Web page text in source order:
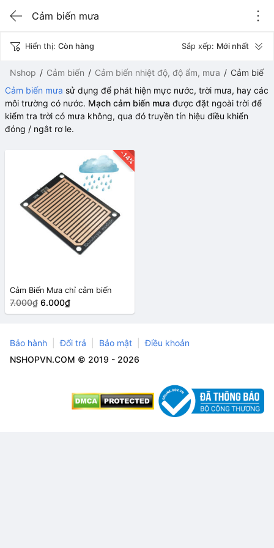
Cảm biến mưa
Nshop Cảm biến Cảm biến nhiệt độ, độ ẩm, mưa
Cảm biến
Cảm biến mưa sử dụng để phát hiện mực nước, trời mưa, hay các
môi trường có nước. Mạch cảm biến mưa được đặt ngoài trời để
kiểm tra trời có mưa không, qua đó truyền tín hiệu điều khiển
đóng / ngắt rơ le.
Hiển thị: Còn hàng Sắp xếp: Mới nhất
-14%
Cảm Biến Mưa chỉ cảm biến
7.000₫ 6.000₫
Bảo hành Đổi trả Bảo mật
Điều khoản
NSHOPVN.COM © 2019 - 2026